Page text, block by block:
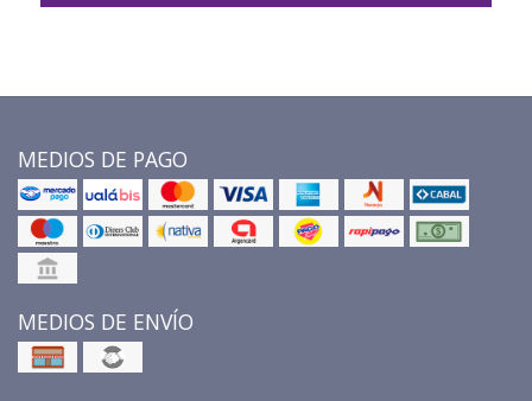
MEDIOS DE PAGO
MEDIOS DE ENVÍO